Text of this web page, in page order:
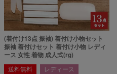
(着付け13点 振袖) 着付け小物セット
振袖 着付けセット 着付け小物 レディ
ース 女性 着物 成人式(rg)
送料無料 レディース